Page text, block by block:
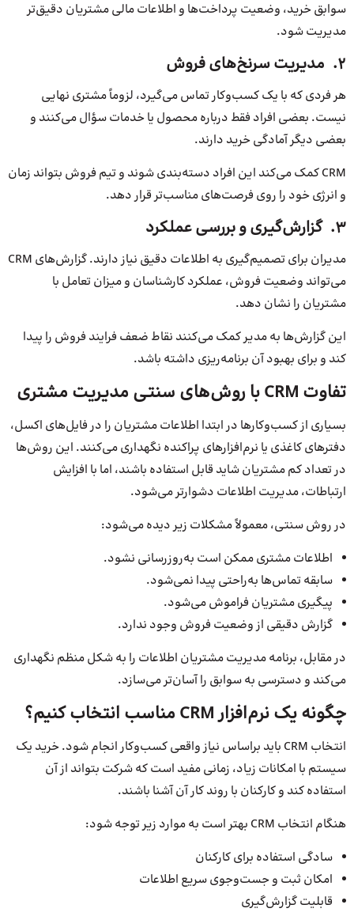
سوابق خرید، وضعیت پرداخت‌ها و اطلاعات مالی مشتریان دقیق‌تر
مدیریت شود.
2. مدیریت سرنخ‌های فروش
هر فردی که با یک کسب‌وکار تماس می‌گیرد، لزوماً مشتری نهایی
نیست. بعضی افراد فقط درباره محصول یا خدمات سؤال می‌کنند و
بعضی دیگر آمادگی خرید دارند.
CRM کمک می‌کند این افراد دسته‌بندی شوند و تیم فروش بتواند زمان
و انرژی خود را روی فرصت‌های مناسب‌تر قرار دهد.
3. گزارش‌گیری و بررسی عملکرد
مدیران برای تصمیم‌گیری به اطلاعات دقیق نیاز دارند. گزارش‌های CRM
می‌تواند وضعیت فروش، عملکرد کارشناسان و میزان تعامل با
مشتریان را نشان دهد.
این گزارش‌ها به مدیر کمک می‌کنند نقاط ضعف فرایند فروش را پیدا
کند و برای بهبود آن برنامه‌ریزی داشته باشد.
تفاوت CRM با روش‌های سنتی مدیریت مشتری
بسیاری از کسب‌وکارها در ابتدا اطلاعات مشتریان را در فایل‌های اکسل،
دفترهای کاغذی یا نرم‌افزارهای پراکنده نگهداری می‌کنند. این روش‌ها
در تعداد کم مشتریان شاید قابل استفاده باشند، اما با افزایش
ارتباطات، مدیریت اطلاعات دشوارتر می‌شود.
در روش سنتی، معمولاً مشکلات زیر دیده می‌شود:
اطلاعات مشتری ممکن است به‌روزرسانی نشود.
سابقه تماس‌ها به‌راحتی پیدا نمی‌شود.
پیگیری مشتریان فراموش می‌شود.
گزارش دقیقی از وضعیت فروش وجود ندارد.
در مقابل، برنامه مدیریت مشتریان اطلاعات را به شکل منظم نگهداری
می‌کند و دسترسی به سوابق را آسان‌تر می‌سازد.
چگونه یک نرم‌افزار CRM مناسب انتخاب کنیم؟
انتخاب CRM باید براساس نیاز واقعی کسب‌وکار انجام شود. خرید یک
سیستم با امکانات زیاد، زمانی مفید است که شرکت بتواند از آن
استفاده کند و کارکنان با روند کار آن آشنا باشند.
هنگام انتخاب CRM بهتر است به موارد زیر توجه شود:
سادگی استفاده برای کارکنان
امکان ثبت و جست‌وجوی سریع اطلاعات
قابلیت گزارش‌گیری